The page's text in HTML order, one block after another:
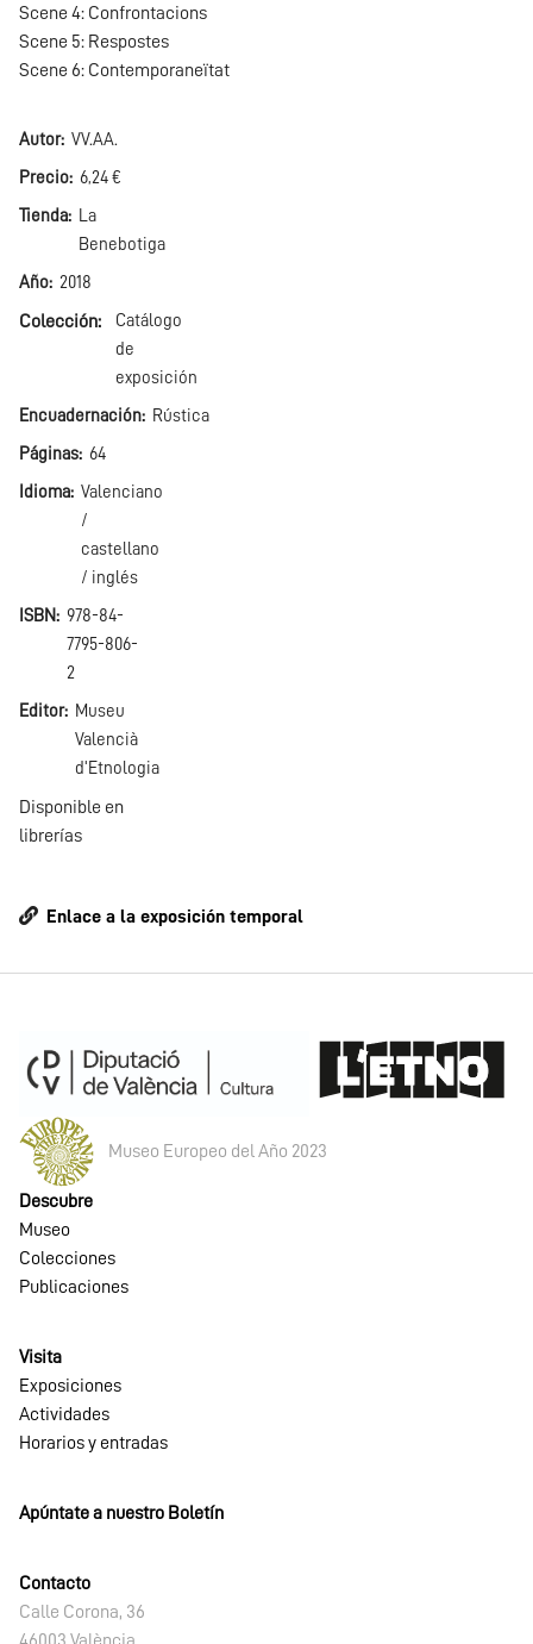
Scene 4: Confrontacions
Scene 5: Respostes
Scene 6: Contemporaneïtat
Autor VV.AA.
Precio 6,24 €
Tienda
La
Benebotiga
Año 2018
Colección
Catálogo
de
exposición
Encuadernación Rústica
Páginas 64
Idioma Valenciano
/
castellano
/ inglés
ISBN
978-84-
7795-806-
2
Editor
Museu
Valencià
d'Etnologia
Disponible en
librerías
Enlace a la exposición temporal
Museo Europeo del Año 2023
Descubre
Museo
Colecciones
Publicaciones
Visita
Exposiciones
Actividades
Horarios y entradas
Apúntate a nuestro Boletín
Contacto
Calle Corona, 36